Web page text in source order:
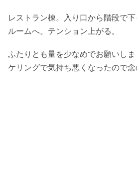
レストラン棟。入り口から階段で
ルームへ。テンション上がる。
ふたりとも量を少なめでお願いし
ケリングで気持ち悪くなったので念